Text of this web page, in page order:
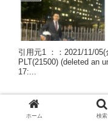
引用元1 ：：2021/11/
PLT(21500) (deleted an
17:...
未分類
ホーム 検索